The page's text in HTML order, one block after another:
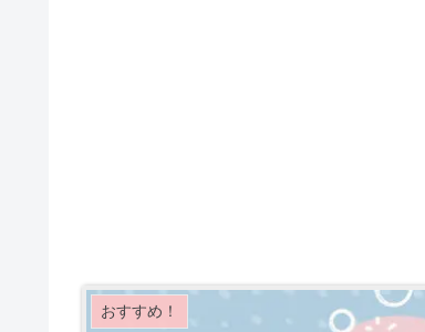
おすすめ！